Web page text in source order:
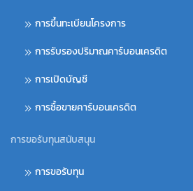
การขึ้นทะเบียนโครงการ
การรับรองปริมาณคาร์บอนเครดิต
การเปิดบัญชี
การซื้อขายคาร์บอนเครดิต
การขอรับทุนสนับสนุน
การขอรับทุน